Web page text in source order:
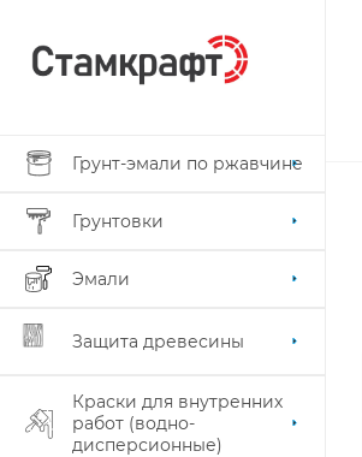
Грунт-эмали по ржавчине
Грунтовки
Эмали
Защита древесины
Краски для внутренних
работ (водно-
дисперсионные)